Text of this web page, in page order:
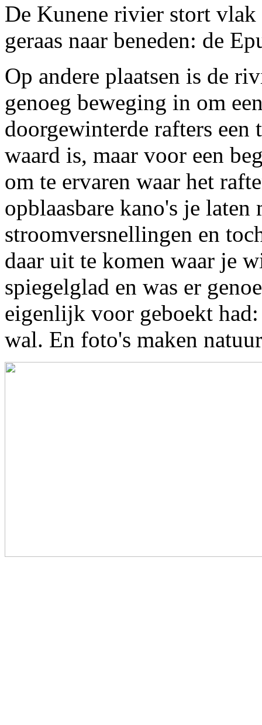
De Kunene rivier stort
geraas naar beneden: de
Op andere plaatsen is de
genoeg beweging in om
doorgewinterde rafters
waard is, maar voor een
om te ervaren waar het
opblaasbare kano's je laten
stroomversnellingen en
daar uit te komen waar je
spiegelglad en was er
eigenlijk voor geboekt
wal. En foto's maken